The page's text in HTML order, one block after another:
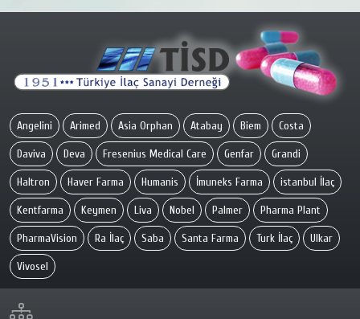
Angelini Arimed Asia Orphan Atabay Biem Costa
Daviva Deva Fresenius Medical Care Genfar Grandi
Haltron Haver Farma Humanis İmuneks Farma istanbul İlaç
Kentfarma Keymen Liva Nobel Palmer Pharma Plant
PharmaVision Ra İlaç Saba Santa Farma Turk İlaç Ulkar
Vivosel